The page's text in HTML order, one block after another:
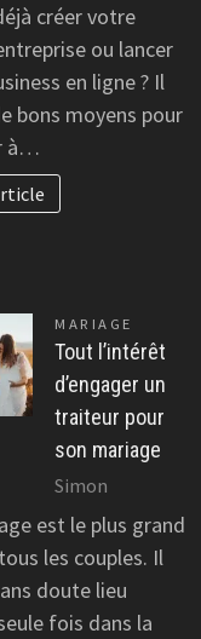
créer votre
ou lancer
en ligne ? Il
bons moyens pour
à…
MARIAGE
Tout l’intérêt
d’engager un
traiteur pour
son mariage
Simon
est le plus grand
les couples. Il
doute lieu
fois dans la